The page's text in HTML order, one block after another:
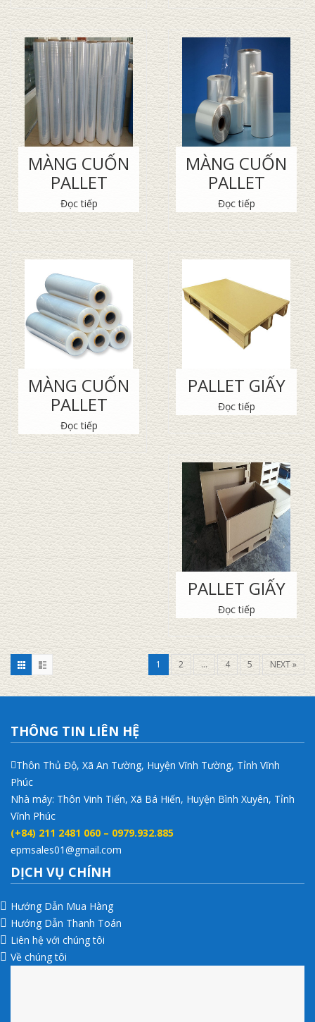
MÀNG CUỐN
PALLET
Đọc tiếp
MÀNG CUỐN
PALLET
Đọc tiếp
MÀNG CUỐN
PALLET
Đọc tiếp
PALLET GIẤY
Đọc tiếp
PALLET GIẤY
Đọc tiếp
1 2 … 4 5 NEXT »
THÔNG TIN LIÊN HỆ
Thôn Thủ Độ, Xã An Tường, Huyện Vĩnh Tường, Tỉnh Vĩnh
Phúc
Nhà máy: Thôn Vinh Tiến, Xã Bá Hiến, Huyện Bình Xuyên, Tỉnh
Vĩnh Phúc
(+84) 211 2481 060 – 0979.932.885
epmsales01@gmail.com
DỊCH VỤ CHÍNH
Hướng Dẫn Mua Hàng
Hướng Dẫn Thanh Toán
Liên hệ với chúng tôi
Về chúng tôi